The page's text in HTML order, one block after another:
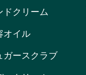
ドクリーム
オイル
ガースクラブ